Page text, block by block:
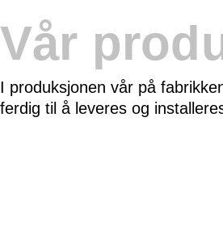
Vår
I produksjonen vår på
ferdig til å leveres og